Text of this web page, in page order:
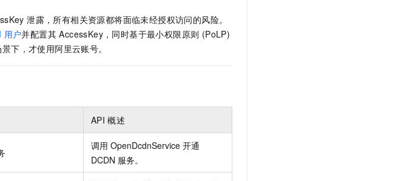
泄露，所有相关资源都将面临未经授权访问的风险。
用户并配置其 AccessKey，同时基于最小权限原则 (PoLP)
下，才使用阿里云账号。
API 概述
调用 OpenDcdnService 开通
DCDN 服务。
满血版
多种方案随心选，轻松解锁专属 DeepSeek
超强辅助，Bolt.diy 一步搞定创意建站
通过自然语言交互简化开发流程,全栈开发支持
APP 开发
建站系统